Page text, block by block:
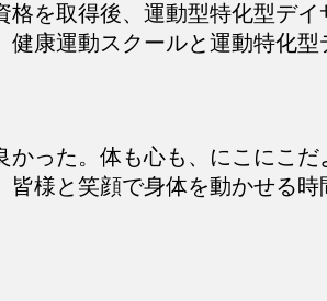
格を取得後、運動型特化型デ
健康運動スクールと運動特化
かった。体も心も、にこにこ
皆様と笑顔で身体を動かせる時